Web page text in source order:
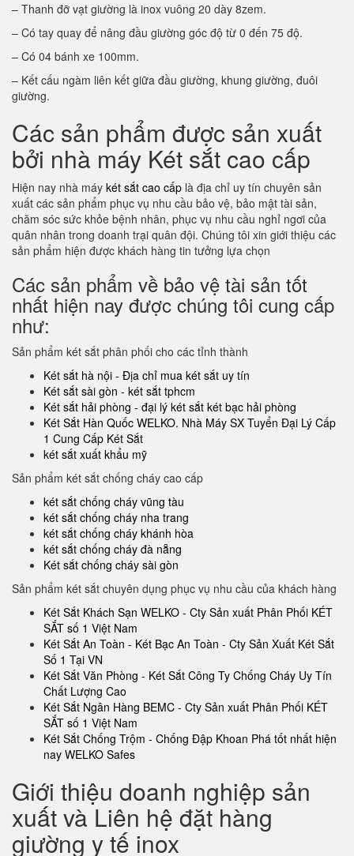
– Thanh đỡ vạt giường là inox vuông 20 dày 8zem.
– Có tay quay để nâng đầu giường góc độ từ 0 đến 75 độ.
– Có 04 bánh xe 100mm.
– Kết cấu ngàm liên kết giữa đầu giường, khung giường, đuôi
giường.
Các sản phẩm được sản xuất
bởi nhà máy Két sắt cao cấp
Hiện nay nhà máy két sắt cao cấp là địa chỉ uy tín chuyên sản
xuất các sản phẩm phục vụ nhu cầu bảo vệ, bảo mật tài sản,
chăm sóc sức khỏe bệnh nhân, phục vụ nhu cầu nghỉ ngơi của
quân nhân trong doanh trại quân đội. Chúng tôi xin giới thiệu các
sản phẩm hiện được khách hàng tin tưởng lựa chọn
Các sản phẩm về bảo vệ tài sản tốt
nhất hiện nay được chúng tôi cung cấp
như:
Sản phẩm két sắt phân phối cho các tỉnh thành
Két sắt hà nội - Địa chỉ mua két sắt uy tín
Két sắt sài gòn - két sắt tphcm
Két sắt hải phòng - đại lý két sắt két bạc hải phòng
Két Sắt Hàn Quốc WELKO. Nhà Máy SX Tuyển Đại Lý Cấp
1 Cung Cấp Két Sắt
két sắt xuất khẩu mỹ
Sản phẩm két sắt chống cháy cao cấp
két sắt chống cháy vũng tàu
két sắt chống cháy nha trang
két sắt chống cháy khánh hòa
két sắt chống cháy đà nẵng
Két sắt chống cháy sài gòn
Sản phẩm két sắt chuyên dụng phục vụ nhu cầu của khách hàng
Két Sắt Khách Sạn WELKO - Cty Sản xuất Phân Phối KÉT
SẮT số 1 Việt Nam
Két Sắt An Toàn - Két Bạc An Toàn - Cty Sản Xuất Két Sắt
Số 1 Tại VN
Két Sắt Văn Phòng - Két Sắt Công Ty Chống Cháy Uy Tín
Chất Lượng Cao
Két Sắt Ngân Hàng BEMC - Cty Sản xuất Phân Phối KÉT
SẮT số 1 Việt Nam
Két Sắt Chống Trộm - Chống Đập Khoan Phá tốt nhất hiện
nay WELKO Safes
Giới thiệu doanh nghiệp sản
xuất và Liên hệ đặt hàng
giường y tế inox